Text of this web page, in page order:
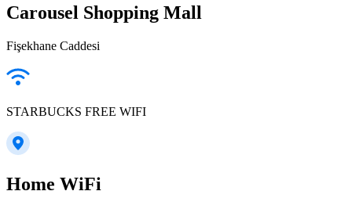
Carousel Shopping Mall
Fişekhane Caddesi
STARBUCKS FREE WIFI
Home WiFi